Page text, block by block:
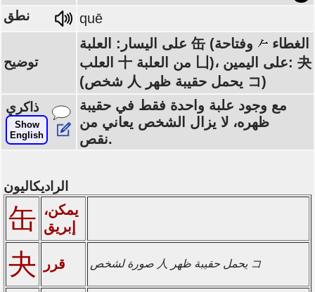
نطق quē
توضيح
على اليسار: العلبة 缶 (الغطاء
وفتاحة
العلب 十 من العلبة 凵)، على اليمين: 夬
(شخص 人 يحمل حقيبة ظهر コ)
ذاكري
Show
English
مع وجود علبة واحدة فقط في حقيبة
ظهره، لا يزال الشخص يعاني من
نقص.
الراديكاليون
缶 يمكن،
إبريق
夬 قرر صورة لشخص 人 يحمل حقيبة ظهر コ